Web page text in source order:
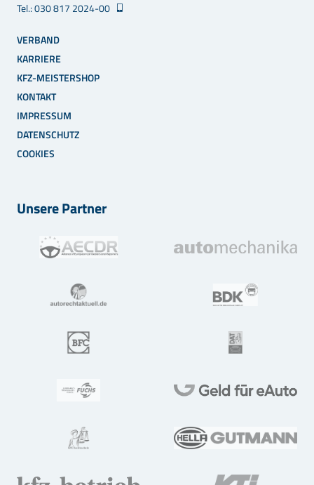
Tel.: 030 817 2024-00
VERBAND
KARRIERE
KFZ-MEISTERSHOP
KONTAKT
IMPRESSUM
DATENSCHUTZ
COOKIES
Unsere Partner